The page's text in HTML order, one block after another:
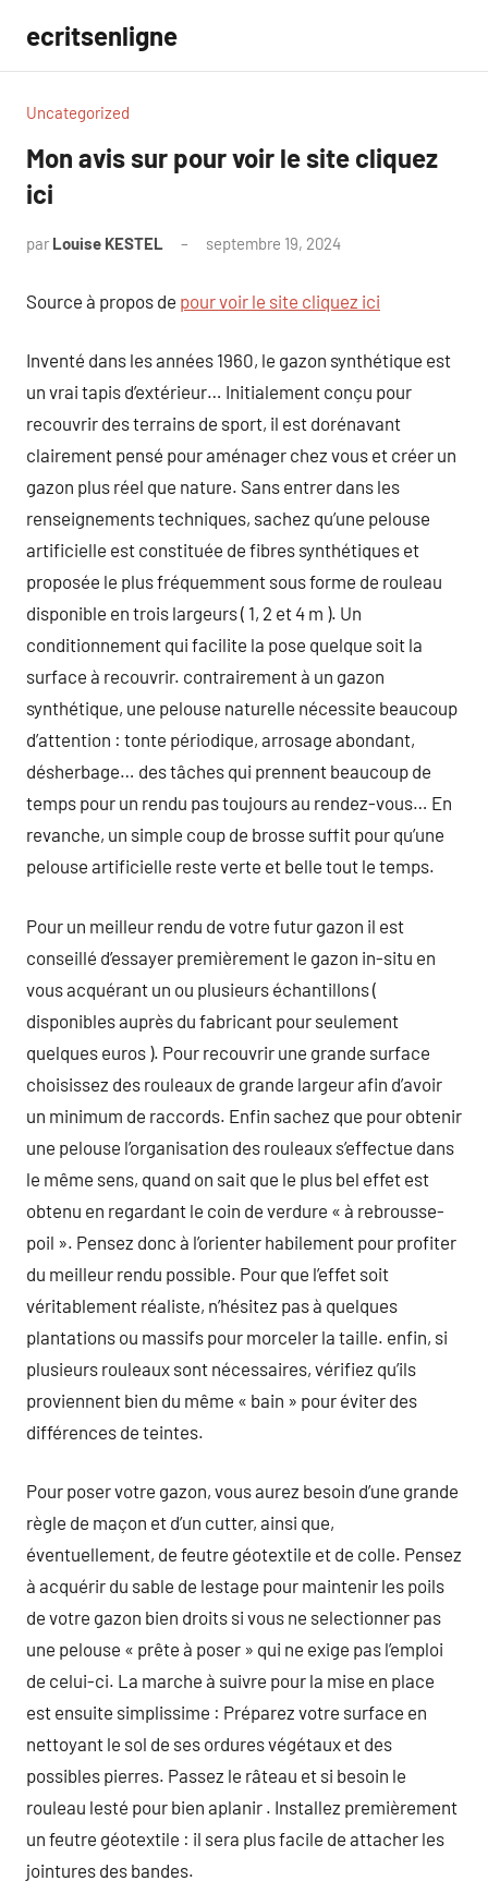
contenu
ecritsenligne
Uncategorized
Mon avis sur pour voir le site cliquez
ici
par Louise KESTEL septembre 19, 2024
Source à propos de pour voir le site cliquez ici
Inventé dans les années 1960, le gazon synthétique est
un vrai tapis d’extérieur… Initialement conçu pour
recouvrir des terrains de sport, il est dorénavant
clairement pensé pour aménager chez vous et créer un
gazon plus réel que nature. Sans entrer dans les
renseignements techniques, sachez qu’une pelouse
artificielle est constituée de fibres synthétiques et
proposée le plus fréquemment sous forme de rouleau
disponible en trois largeurs ( 1, 2 et 4 m ). Un
conditionnement qui facilite la pose quelque soit la
surface à recouvrir. contrairement à un gazon
synthétique, une pelouse naturelle nécessite beaucoup
d’attention : tonte périodique, arrosage abondant,
désherbage… des tâches qui prennent beaucoup de
temps pour un rendu pas toujours au rendez-vous… En
revanche, un simple coup de brosse suffit pour qu’une
pelouse artificielle reste verte et belle tout le temps.
Pour un meilleur rendu de votre futur gazon il est
conseillé d’essayer premièrement le gazon in-situ en
vous acquérant un ou plusieurs échantillons (
disponibles auprès du fabricant pour seulement
quelques euros ). Pour recouvrir une grande surface
choisissez des rouleaux de grande largeur afin d’avoir
un minimum de raccords. Enfin sachez que pour obtenir
une pelouse l’organisation des rouleaux s’effectue dans
le même sens, quand on sait que le plus bel effet est
obtenu en regardant le coin de verdure « à rebrousse-
poil ». Pensez donc à l’orienter habilement pour profiter
du meilleur rendu possible. Pour que l’effet soit
véritablement réaliste, n’hésitez pas à quelques
plantations ou massifs pour morceler la taille. enfin, si
plusieurs rouleaux sont nécessaires, vérifiez qu’ils
proviennent bien du même « bain » pour éviter des
différences de teintes.
Pour poser votre gazon, vous aurez besoin d’une grande
règle de maçon et d’un cutter, ainsi que,
éventuellement, de feutre géotextile et de colle. Pensez
à acquérir du sable de lestage pour maintenir les poils
de votre gazon bien droits si vous ne selectionner pas
une pelouse « prête à poser » qui ne exige pas l’emploi
de celui-ci. La marche à suivre pour la mise en place
est ensuite simplissime : Préparez votre surface en
nettoyant le sol de ses ordures végétaux et des
possibles pierres. Passez le râteau et si besoin le
rouleau lesté pour bien aplanir . Installez premièrement
un feutre géotextile : il sera plus facile de attacher les
jointures des bandes.